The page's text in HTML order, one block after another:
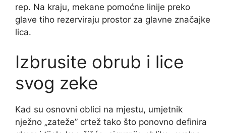
rep. Na kraju, mekane pomoćne linije preko
glave tiho rezerviraju prostor za glavne značajke
lica.
Izbrusite obrub i lice
svog zeke
Kad su osnovni oblici na mjestu, umjetnik
nježno „zateže” crtež tako što ponovno definira